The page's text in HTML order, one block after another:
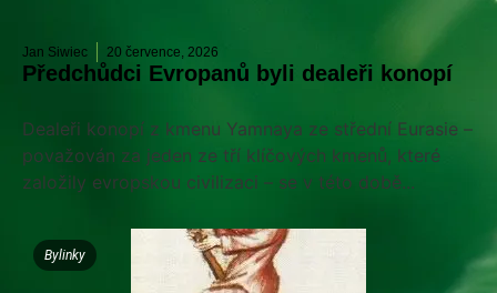
Jan Siwiec 20 července, 2026
Předchůdci Evropanů byli dealeři konopí
Dealeři konopí z kmenu Yamnaya ze střední Eurasie –
považován za jeden ze tří klíčových kmenů, které
založily evropskou civilizaci – se v této době...
Bylinky